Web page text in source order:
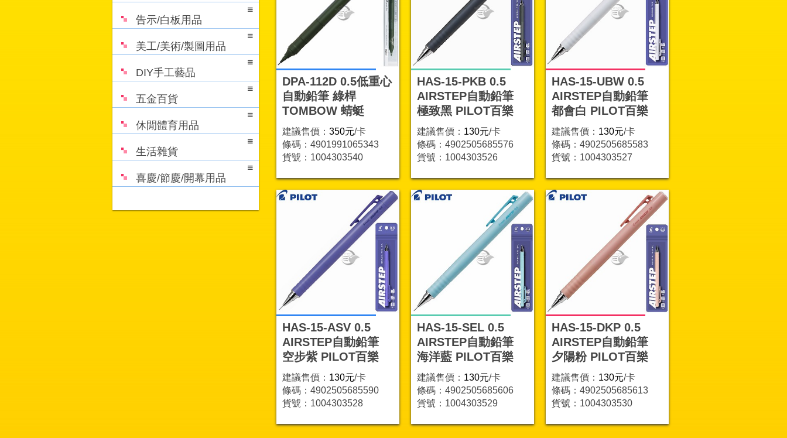
告示/白板用品
美工/美術/製圖用品
DIY手工藝品
五金百貨
休閒體育用品
生活雜貨
喜慶/節慶/開幕用品
DPA-112D 0.5低重心
自動鉛筆 綠桿
TOMBOW 蜻蜓
建議售價： 350元/卡
條碼：4901991065343
貨號：1004303540
HAS-15-PKB 0.5
AIRSTEP自動鉛筆
極致黑 PILOT百樂
建議售價： 130元/卡
條碼：4902505685576
貨號：1004303526
HAS-15-UBW 0.5
AIRSTEP自動鉛筆
都會白 PILOT百樂
建議售價： 130元/卡
條碼：4902505685583
貨號：1004303527
HAS-15-ASV 0.5
AIRSTEP自動鉛筆
空步紫 PILOT百樂
建議售價： 130元/卡
條碼：4902505685590
貨號：1004303528
HAS-15-SEL 0.5
AIRSTEP自動鉛筆
海洋藍 PILOT百樂
建議售價： 130元/卡
條碼：4902505685606
貨號：1004303529
HAS-15-DKP 0.5
AIRSTEP自動鉛筆
夕陽粉 PILOT百樂
建議售價： 130元/卡
條碼：4902505685613
貨號：1004303530